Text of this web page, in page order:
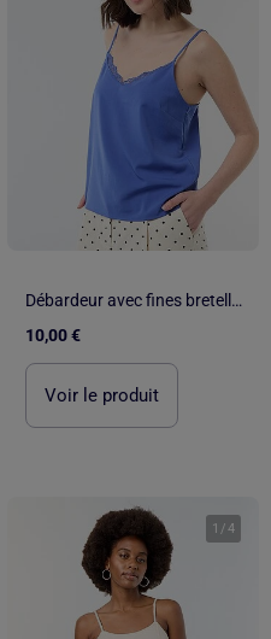
Débardeur avec fines bretelles réglables et col en dentelle
10,00 €
Voir le produit
1 /4